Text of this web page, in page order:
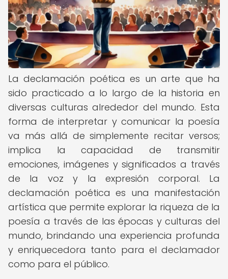
La declamación poética es un arte que ha
sido practicado a lo largo de la historia en
diversas culturas alrededor del mundo. Esta
forma de interpretar y comunicar la poesía
va más allá de simplemente recitar versos;
implica la capacidad de transmitir
emociones, imágenes y significados a través
de la voz y la expresión corporal. La
declamación poética es una manifestación
artística que permite explorar la riqueza de la
poesía a través de las épocas y culturas del
mundo, brindando una experiencia profunda
y enriquecedora tanto para el declamador
como para el público.